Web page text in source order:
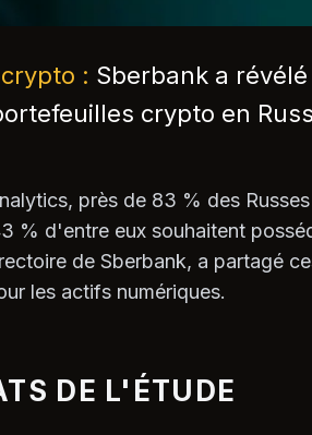
: Sberbank a
crypto en
près de 83 % des
% d'entre eux souhaitent
de Sberbank, a partagé
les actifs numériques.
DE L'ÉTUDE